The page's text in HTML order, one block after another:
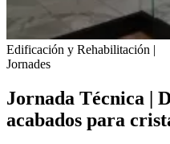
Edificación y Rehabilitación |
Jornades
Jornada Técnica |
acabados para